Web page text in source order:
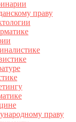
праву
праву